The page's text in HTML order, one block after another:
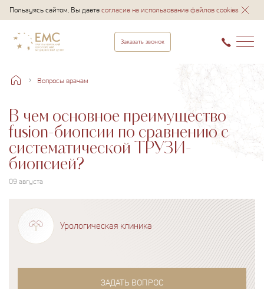
Пользуясь сайтом, Вы даетесогласие на использование файлов cookies
Заказать звонок
Вопросы врачам
В чем основное преимущество
fusion-биопсии по сравнению с
систематической ТРУЗИ-
биопсией?
09 августа
Урологическая клиника
ЗАДАТЬ ВОПРОС